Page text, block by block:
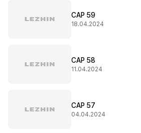
CAP 59
18.04.2024
CAP 58
11.04.2024
CAP 57
04.04.2024